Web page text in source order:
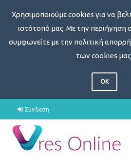
Χρησιμοποιούμε cookies για να
ιστότοπό μας. Με την περιήγηση
συμφωνείτε με την πολιτική
των cookies
OK
Σύνδεση